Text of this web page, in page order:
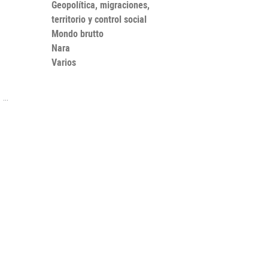
Geopolítica, migraciones,
territorio y control social
Mondo brutto
Nara
Varios